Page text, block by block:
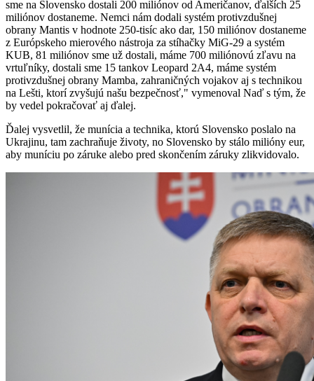
sme na Slovensko dostali 200 miliónov od Američanov, ďalších 25
miliónov dostaneme. Nemci nám dodali systém protivzdušnej
obrany Mantis v hodnote 250-tisíc ako dar, 150 miliónov dostaneme
z Európskeho mierového nástroja za stíhačky MiG-29 a systém
KUB, 81 miliónov sme už dostali, máme 700 miliónovú zľavu na
vrtuľníky, dostali sme 15 tankov Leopard 2A4, máme systém
protivzdušnej obrany Mamba, zahraničných vojakov aj s technikou
na Lešti, ktorí zvyšujú našu bezpečnosť," vymenoval Naď s tým, že
by vedel pokračovať aj ďalej.
Ďalej vysvetlil, že munícia a technika, ktorú Slovensko poslalo na
Ukrajinu, tam zachraňuje životy, no Slovensko by stálo milióny eur,
aby muníciu po záruke alebo pred skončením záruky zlikvidovalo.